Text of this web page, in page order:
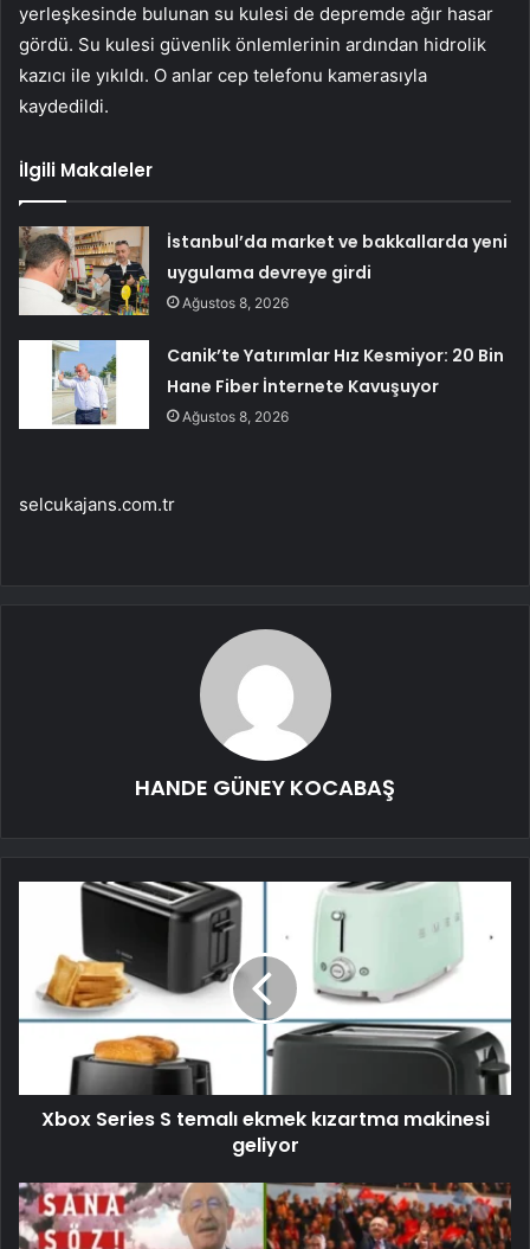
yerleşkesinde bulunan su kulesi de depremde ağır hasar
gördü. Su kulesi güvenlik önlemlerinin ardından hidrolik
kazıcı ile yıkıldı. O anlar cep telefonu kamerasıyla
kaydedildi.
İlgili Makaleler
İstanbul’da market ve bakkallarda yeni
uygulama devreye girdi
Ağustos 8, 2026
Canik’te Yatırımlar Hız Kesmiyor: 20 Bin
Hane Fiber İnternete Kavuşuyor
Ağustos 8, 2026
selcukajans.com.tr
HANDE GÜNEY KOCABAŞ
Xbox Series S temalı ekmek kızartma makinesi
geliyor